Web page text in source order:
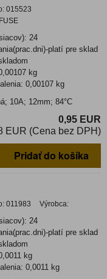
015523
24
platí pre sklad
kg
0,00107 kg
10A; 12mm; 84°C
0,95 EUR
EUR (Cena bez DPH)
Pridať do košíka
011983 Výrobca:
24
platí pre sklad
kg
0,0011 kg